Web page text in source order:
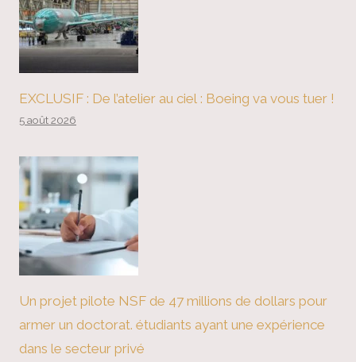
EXCLUSIF : De l’atelier au ciel : Boeing va vous tuer !
5 août 2026
Un projet pilote NSF de 47 millions de dollars pour
armer un doctorat. étudiants ayant une expérience
dans le secteur privé